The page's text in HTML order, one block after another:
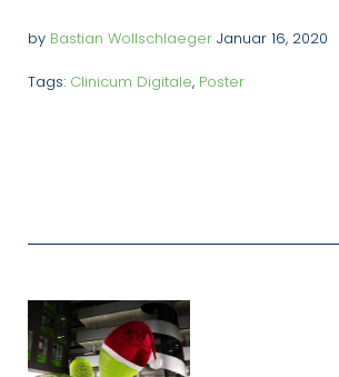
by Bastian Wollschlaeger Januar 16, 2020
Tags: Clinicum Digitale, Poster